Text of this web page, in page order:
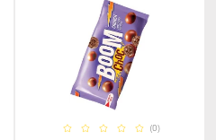
(0)